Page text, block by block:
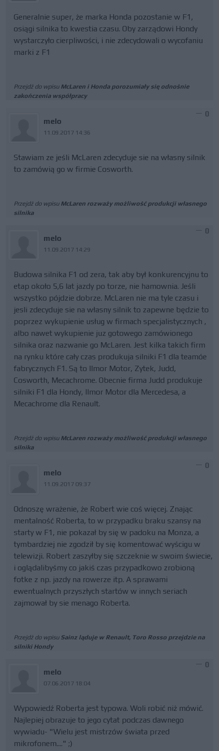
Generalnie super, że marka Honda pozostanie w F1,
osiągi silnika to kwestia czasu. Oby zarządowi Hondy
wystarczyło cierpliwości, i nie zdecydowali o wycofaniu
marki z F1
Przejdź do wpisu McLaren i Honda porozumiały się odnośnie
zakończenia współpracy
melo
11.09.2017 14:36
0
Stawiam ze jeśli McLaren zdecyduje sie na własny silnik
to zamówią go w firmie Cosworth.
Przejdź do wpisu McLaren rozważy możliwość produkcji własnego
silnika
melo
11.09.2017 14:29
0
Budowa silnika F1 od zera, tak aby był konkurencyjnu to
etap około 5,6 lat jazdy po torze, nie hamownia. Jeśli
wszystko pójdzie dobrze. McLaren nie ma tyle czasu i
jesli zdecyduje sie na własny silnik to zapewne będzie to
poprzez wykupienie usług w firmach specjalistycznych ,
albo nawet wykupienie juz gotowego zamówionego
silnika oraz nazwanie go McLaren. Jest kilka takich firm
na rynku które cały czas produkuja silniki F1 dla teamóe
fabrycznych F1. Są to Ilmor Motor, Zytek, Judd,
Cosworth, Mecachrome. Obecnie firma Judd produkuje
silniki F1 dla Hondy, Ilmor Motor dla Mercedesa, a
Mecachrome dla Renault.
Przejdź do wpisu McLaren rozważy możliwość produkcji własnego
silnika
melo
11.09.2017 09:37
0
Odnoszę wrażenie, że Robert wie coś więcej. Znając
mentalność Roberta, to w przypadku braku szansy na
starty w F1, nie pokazał by się w padoku na Monza, a
tymbardziej nie zgodził by się komentować wyścigu w
telewizji. Robert zaszyłby się szczeknie w swoim świecie,
i oglądalibyśmy co jakiś czas przypadkowo zrobioną
fotke z np. jazdy na rowerze itp. A sprawami
ewentualnych przyszłych startów w innych seriach
zajmował by sie menago Roberta.
Przejdź do wpisu Sainz ląduje w Renault, Toro Rosso przejdzie na
silniki Hondy
melo
07.06.2017 18:04
0
Wypowiedź Roberta jest typowa. Woli robić niż mówić.
Najlepiej obrazuje to jego cytat podczas dawnego
wywiadu- "Wielu jest mistrzów świata przed
mikrofonem...." ;)